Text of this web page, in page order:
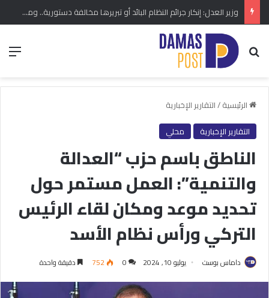
وزير العدل: إنكار جرائم النظام البائد أو تبريرها مخالفة دستورية.. ومشروع قانون خاص إلى مجلس الشعب
بحث عن
الرئيسية/التقارير الإخبارية
التقارير الإخبارية
محلي
الناطق باسم حزب “العدالة
والتنمية”: العمل مستمر حول
تحديد موعد ومكان لقاء الرئيس
التركي ورأس نظام الأسد
داماس بوست يوليو 10, 2024 0
752 دقيقة واحدة